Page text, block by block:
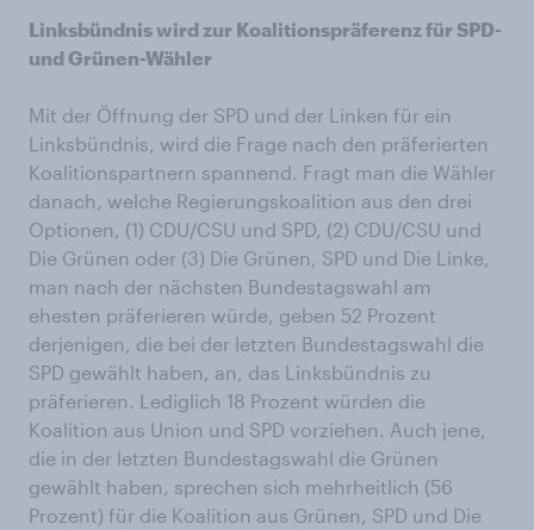
Linksbündnis wird zur Koalitionspräferenz für SPD-
und Grünen-Wähler
Mit der Öffnung der SPD und der Linken für ein
Linksbündnis, wird die Frage nach den präferierten
Koalitionspartnern spannend. Fragt man die Wähler
danach, welche Regierungskoalition aus den drei
Optionen, (1) CDU/CSU und SPD, (2) CDU/CSU und
Die Grünen oder (3) Die Grünen, SPD und Die Linke,
man nach der nächsten Bundestagswahl am
ehesten präferieren würde, geben 52 Prozent
derjenigen, die bei der letzten Bundestagswahl die
SPD gewählt haben, an, das Linksbündnis zu
präferieren. Lediglich 18 Prozent würden die
Koalition aus Union und SPD vorziehen. Auch jene,
die in der letzten Bundestagswahl die Grünen
gewählt haben, sprechen sich mehrheitlich (56
Prozent) für die Koalition aus Grünen, SPD und Die